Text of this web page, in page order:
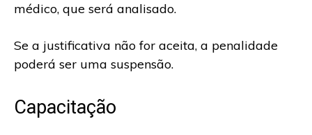
médico, que será analisado.
Se a justificativa não for aceita, a penalidade
poderá ser uma suspensão.
Capacitação